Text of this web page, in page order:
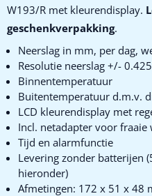
W193/R met kleurendisplay.
geschenkverpakking.
Neerslag in mm, per dag,
Resolutie neerslag +/-
Binnentemperatuur
Buitentemperatuur d.m.v.
LCD kleurendisplay met
Incl. netadapter voor fraaie
Tijd en alarmfunctie
Levering zonder batterijen
hieronder)
Afmetingen: 172 x 51 x 48